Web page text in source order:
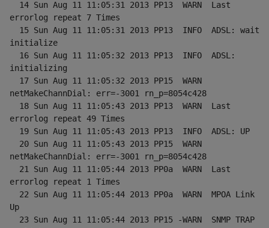
errorlog repeat 7 Times
initialize
initializing
netMakeChannDial: err=-3001 rn_p=8054c428
errorlog repeat 49 Times
  19 Sun Aug 11 11:05:43 2013 PP13  INFO  ADSL: UP
netMakeChannDial: err=-3001 rn_p=8054c428
errorlog repeat 1 Times
Up